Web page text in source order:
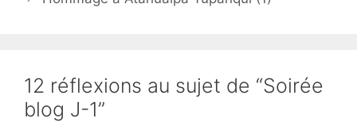
12 réflexions au sujet de “Soirée
blog J-1”